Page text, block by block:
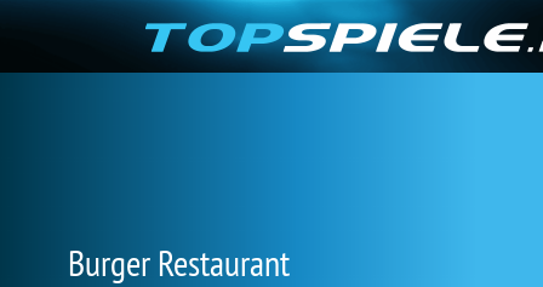
Burger Restaurant